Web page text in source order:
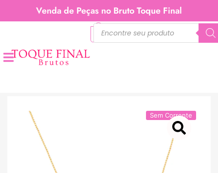
Venda de Peças no Bruto Toque Final
Sem Corrente